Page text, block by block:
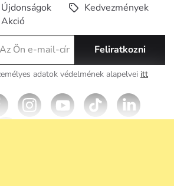
Újdonságok
Kedvezmények
Akció
Feliratkozni
adatok védelmének alapelvei itt